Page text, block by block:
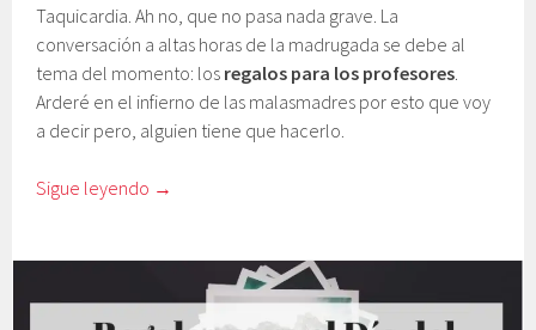
Taquicardia. Ah no, que no pasa nada grave. La
conversación a altas horas de la madrugada se debe al
tema del momento: los regalos para los profesores
Arderé en el infierno de las malasmadres por esto que voy
a decir pero, alguien tiene que hacerlo.
Sigue leyendo →